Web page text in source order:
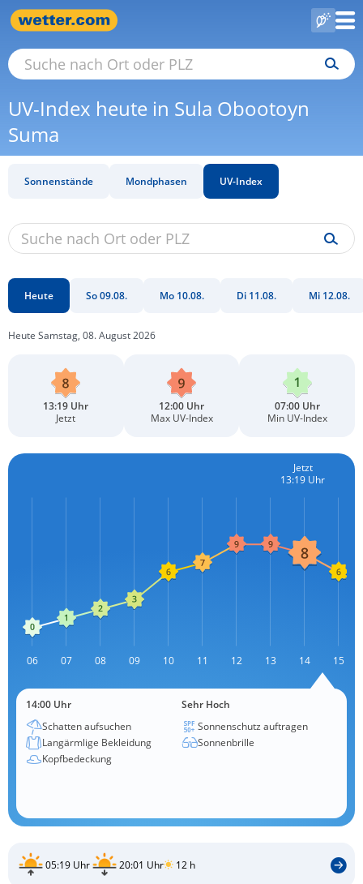
UV-Index heute in Sula Obootoyn
Suma
Sonnenstände Mondphasen UV-Index
Heute So 09.08. Mo 10.08. Di 11.08. Mi 12.08.
Heute Samstag, 08. August 2026
13:19 Uhr
Jetzt
12:00 Uhr
Max UV-Index
07:00 Uhr
Min UV-Index
Jetzt
13:19 Uhr
L
06 07 08 09 10 11 12 13 14 15
14:00 Uhr
Schatten aufsuchen
Langärmlige Bekleidung
Kopfbedeckung
Sehr Hoch
Sonnenschutz auftragen
Sonnenbrille
05:19 Uhr 20:01 Uhr 12 h